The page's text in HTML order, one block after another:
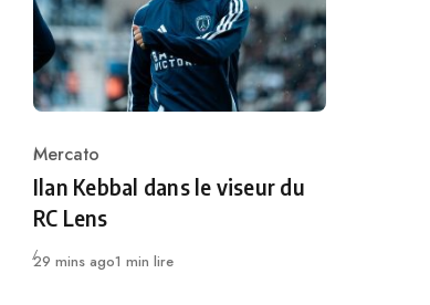
Category
Mercato
Ilan Kebbal dans le viseur du
RC Lens
Publié
29 mins ago1 min lire